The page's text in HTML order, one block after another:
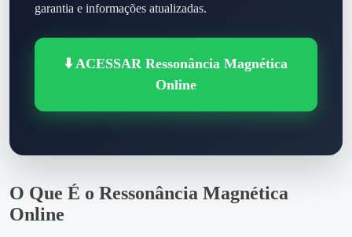
garantia e informações atualizadas.
⬇️ ACESSAR Ressonância Magnética
Online
O Que É o Ressonância Magnética
Online